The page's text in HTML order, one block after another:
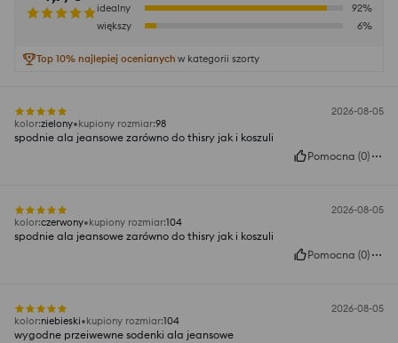
idealny
92%
większy
6%
Top 10% najlepiej ocenianych w kategorii szorty
2026-08-05
kolor:zielony kupiony rozmiar:98
spodnie ala jeansowe zarówno do thisry jak i koszuli
Pomocna (0)
2026-08-05
kolor:czerwony kupiony rozmiar:104
spodnie ala jeansowe zarówno do thisry jak i koszuli
Pomocna (0)
2026-08-05
kolor:niebieski kupiony rozmiar:104
wygodne przeiwewne sodenki ala jeansowe